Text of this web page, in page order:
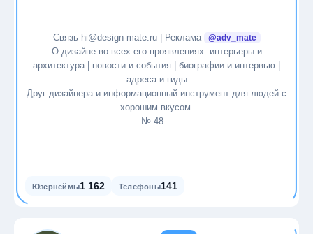
Связь hi@design-mate.ru | Реклама @adv_mate
О дизайне во всех его проявлениях: интерьеры и
архитектура | новости и события | биографии и интервью |
адреса и гиды
Друг дизайнера и информационный инструмент для людей с
хорошим вкусом.
№ 48...
Юзернеймы1 162 Телефоны141